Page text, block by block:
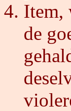
Item,
de